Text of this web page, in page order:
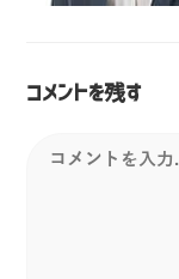
コメントを残す